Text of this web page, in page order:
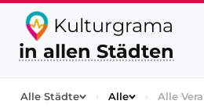
Kulturgrama
in allen Städten
Alle Städte › Alle › Alle